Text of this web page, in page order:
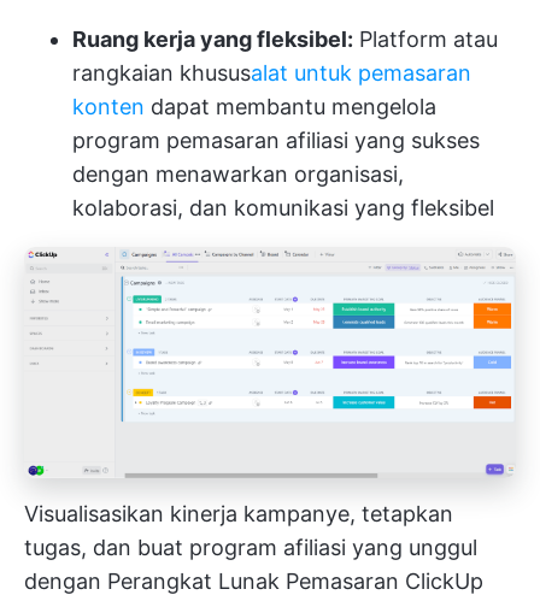
Ruang kerja yang fleksibel: Platform atau
rangkaian khususalat untuk pemasaran
konten dapat membantu mengelola
program pemasaran afiliasi yang sukses
dengan menawarkan organisasi,
kolaborasi, dan komunikasi yang fleksibel
Visualisasikan kinerja kampanye, tetapkan
tugas, dan buat program afiliasi yang unggul
dengan Perangkat Lunak Pemasaran ClickUp